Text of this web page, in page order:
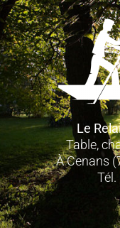
Le
Table,
À Cenans